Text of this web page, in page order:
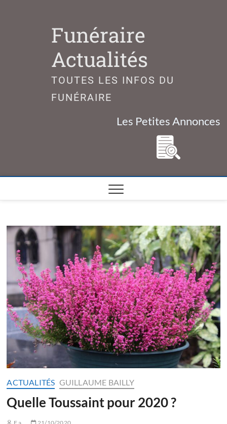
Funéraire
Actualités
TOUTES LES INFOS DU
FUNÉRAIRE
Les Petites Annonces
ACTUALITÉS GUILLAUME BAILLY
Quelle Toussaint pour 2020 ?